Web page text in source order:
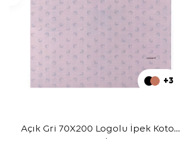
+3
Açık Gri 70X200 Logolu İpek Koton
Şal